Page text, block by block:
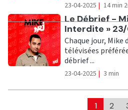
23-04-2025 | 14 min
Ecouter
Le Débrief -
Interdite »
Chaque jour, Mike
télévisées
débrief ...
23-04-2025 | 3 min
1 2